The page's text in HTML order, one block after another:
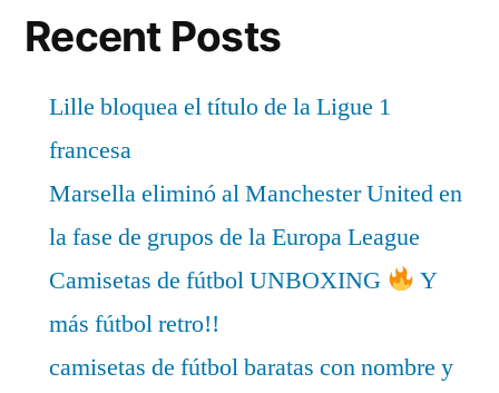
Recent Posts
Lille bloquea el título de la Ligue 1
francesa
Marsella eliminó al Manchester United en
la fase de grupos de la Europa League
Camisetas de fútbol UNBOXING
Y
más fútbol retro!!
camisetas de fútbol baratas con nombre y